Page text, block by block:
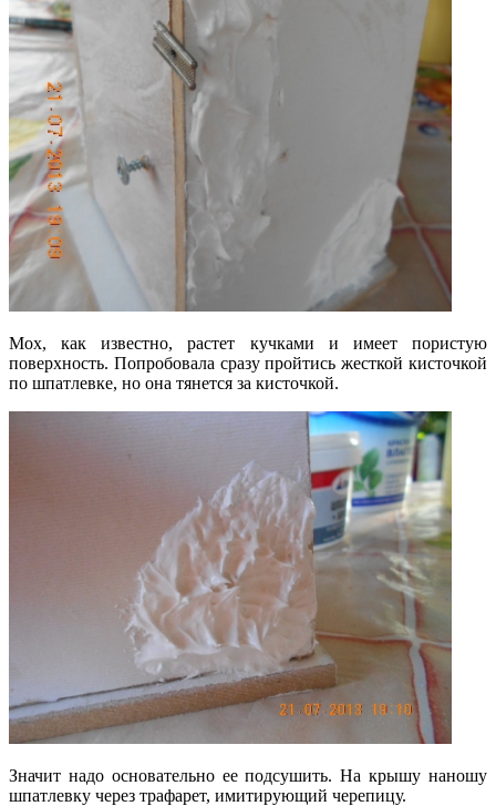
Мох, как известно, растет кучками и имеет пористую
поверхность. Попробовала сразу пройтись жесткой кисточкой
по шпатлевке, но она тянется за кисточкой.
Значит надо основательно ее подсушить. На крышу наношу
шпатлевку через трафарет, имитирующий черепицу.